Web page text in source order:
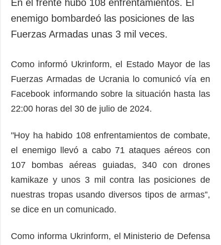
Defensa
Sociedad y
Desastres y
emergencias
Política de
privacidad y
protección de
datos personales
Podcasts
Publicaciones
Entrevistas
Fotos
Video
Releases
Suscripción
Banco de
imágenes
En el frente hubo 108 enfrentamientos. El
enemigo bombardeó las posiciones de las
Fuerzas Armadas unas 3 mil veces.
Como informó Ukrinform, el Estado Mayor de las
Fuerzas Armadas de Ucrania lo comunicó vía en
Facebook informando sobre la situación hasta las
22:00 horas del 30 de julio de 2024.
"Hoy ha habido 108 enfrentamientos de combate,
el enemigo llevó a cabo 71 ataques aéreos con
107 bombas aéreas guiadas, 340 con drones
kamikaze y unos 3 mil contra las posiciones de
nuestras tropas usando diversos tipos de armas”,
se dice en un comunicado.
Como informa Ukrinform, el Ministerio de Defensa